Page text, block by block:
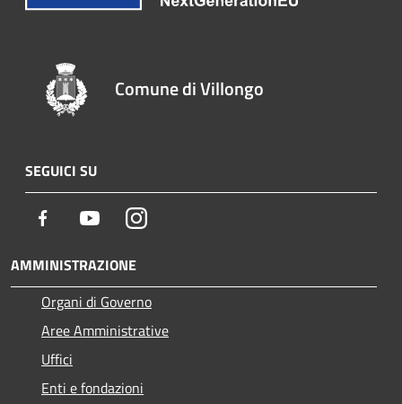
Comune di Villongo
SEGUICI SU
Facebook YoutubeInstagram
AMMINISTRAZIONE
Organi di Governo
Aree Amministrative
Uffici
Enti e fondazioni